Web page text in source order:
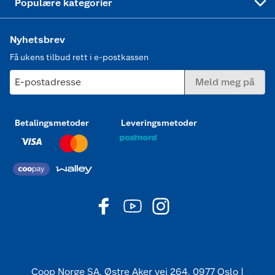
Populære kategorier
Nyhetsbrev
Få ukens tilbud rett i e-postkassen
E-postadresse Meld meg på
Betalingsmetoder Leveringsmetoder
Coop Norge SA, Østre Aker vei 264, 0977 Oslo |